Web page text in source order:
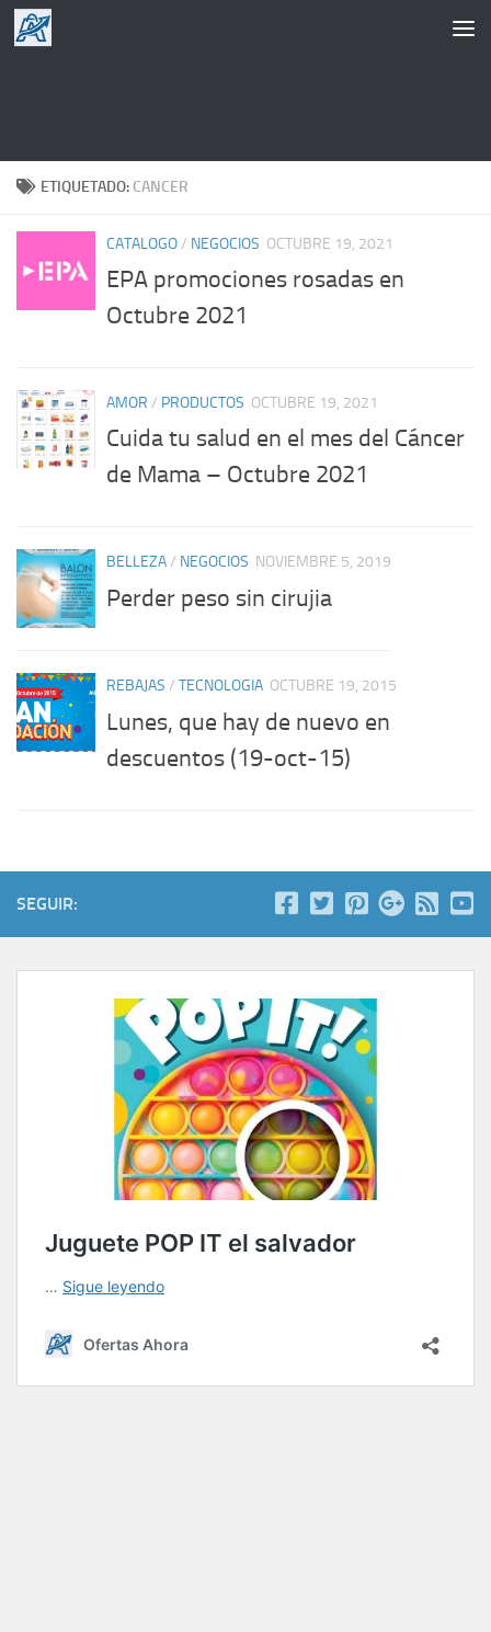
Saltar al contenido
ETIQUETADO: CANCER
CATALOGO/ NEGOCIOS OCTUBRE 19, 2021
EPA promociones rosadas en
Octubre 2021
AMOR / PRODUCTOS OCTUBRE 19, 2021
Cuida tu salud en el mes del Cáncer
de Mama – Octubre 2021
BELLEZA/ NEGOCIOS NOVIEMBRE 5, 2019
Perder peso sin cirujia
REBAJAS / TECNOLOGIA OCTUBRE 19, 2015
Lunes, que hay de nuevo en
descuentos (19-oct-15)
SEGUIR: